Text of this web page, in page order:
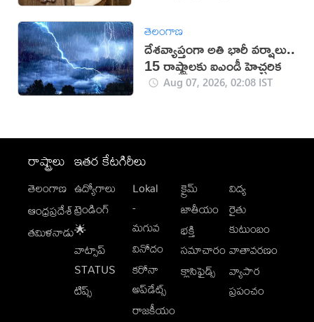
తెలంగాణ
దేశవ్యాప్తంగా అతి భారీ వర్షాలు..
15 రాష్ట్రాలకు ఐఎండీ హెచ్చరిక
Aug 07, 2026, 02:08 IST
రాష్ట్రాలు
తెలంగాణ
ఆంధ్రప్రదేశ్
తమిళనాడు
ఇతర కేటగిరీలు
ఉద్యోగాలు
ట్రెండింగ్
🌟
వాట్సాప్
STATUS
టిప్స్
Lokal
-
మగువ
వినోదం
కరోనా
అప్‌డేట్స్
రాజకీయం
క్రైమ్
జాతీయం
భక్తి
సమాచారం
క్లాసిఫైడ్స్
విద్య
రైతు
కుటుంబం
వాతావరణం
వ్యాపార
ప్రపంచం